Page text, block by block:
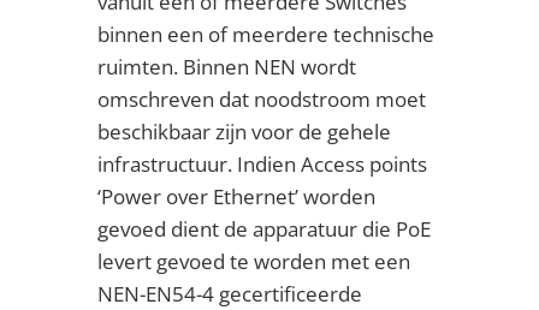
binnen een of meerdere technische
ruimten. Binnen NEN wordt
omschreven dat noodstroom moet
beschikbaar zijn voor de gehele
infrastructuur. Indien Access points
‘Power over Ethernet’ worden
gevoed dient de apparatuur die PoE
levert gevoed te worden met een
NEN-EN54-4 gecertificeerde